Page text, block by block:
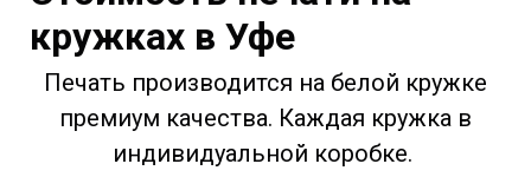
кружках в Уфе
Печать производится на белой кружке
премиум качества. Каждая кружка в
индивидуальной коробке.